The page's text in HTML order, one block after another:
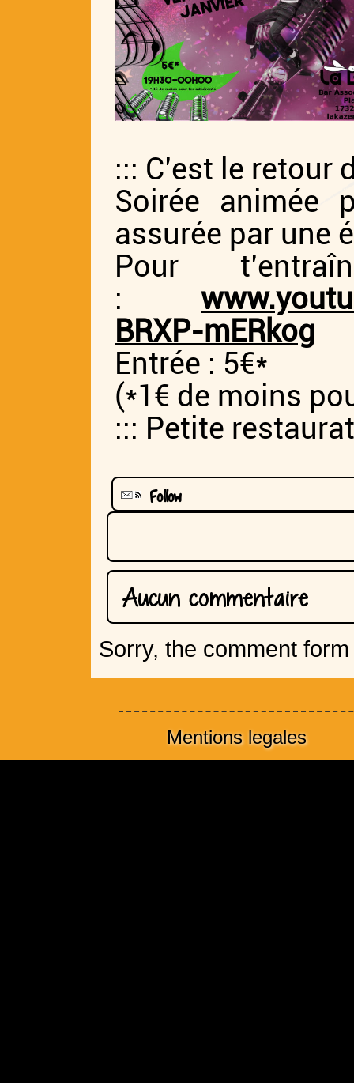
::: C’est le retour
Soirée animée
assurée par une
Pour
:
BRXP-mERkog
Entrée : 5€*
(*1€ de moins
::: Petite
Follow
Aucun commentaire
Sorry, the comment
Mentions legales